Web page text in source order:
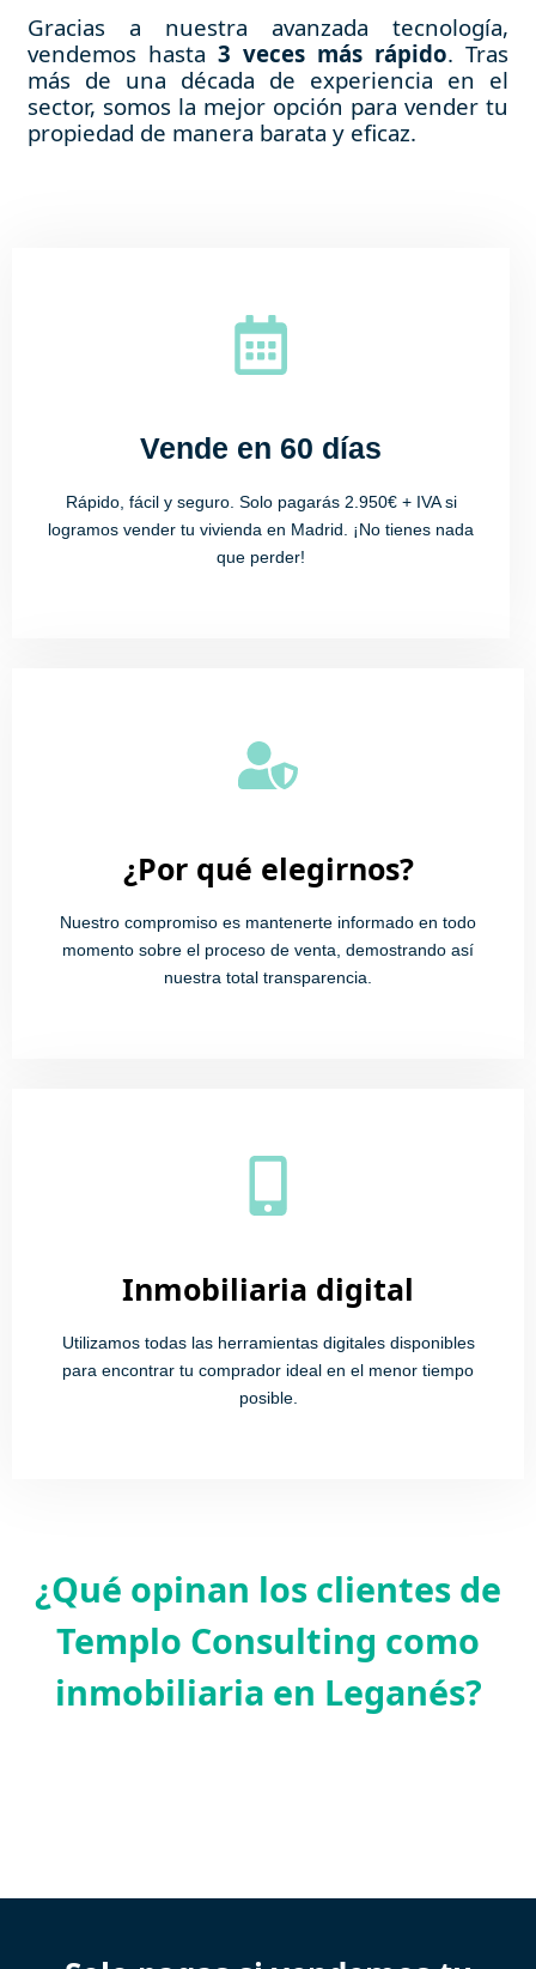
Gracias a nuestra avanzada tecnología,
vendemos hasta 3 veces más rápido. Tras
más de una década de experiencia en el
sector, somos la mejor opción para vender tu
propiedad de manera barata y eficaz.
Vende en 60 días
Rápido, fácil y seguro. Solo pagarás 2.950€ + IVA si
logramos vender tu vivienda en Madrid. ¡No tienes nada
que perder!
¿Por qué elegirnos?
Nuestro compromiso es mantenerte informado en todo
momento sobre el proceso de venta, demostrando así
nuestra total transparencia.
Inmobiliaria digital
Utilizamos todas las herramientas digitales disponibles
para encontrar tu comprador ideal en el menor tiempo
posible.
¿Qué opinan los clientes de
Templo Consulting como
inmobiliaria en Leganés?